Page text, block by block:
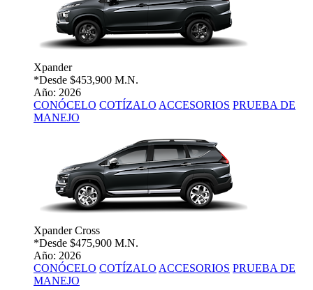
Xpander
*Desde $453,900 M.N.
Año: 2026
CONÓCELO COTÍZALO ACCESORIOS PRUEBA DE
MANEJO
Xpander Cross
*Desde $475,900 M.N.
Año: 2026
CONÓCELO COTÍZALO ACCESORIOS PRUEBA DE
MANEJO